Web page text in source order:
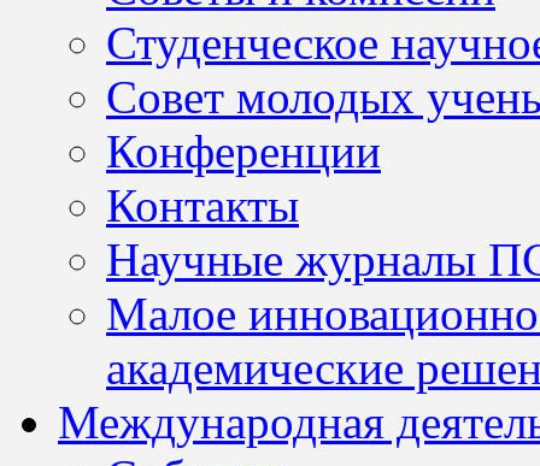
Студенческое
Совет молодых
Конференции
Контакты
Научные журналы
Малое
академические
Международная